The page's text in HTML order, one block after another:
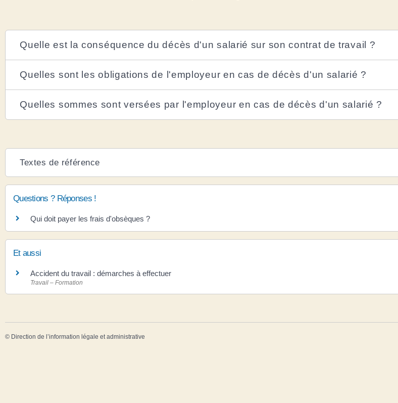
Quelle est la conséquence du décès d'un salarié sur son contrat de travail ?
Quelles sont les obligations de l'employeur en cas de décès d'un salarié ?
Quelles sommes sont versées par l'employeur en cas de décès d'un salarié ?
Textes de référence
Questions ? Réponses !
Qui doit payer les frais d'obsèques ?
Et aussi
Accident du travail : démarches à effectuer
Travail – Formation
© Direction de l’information légale et administrative